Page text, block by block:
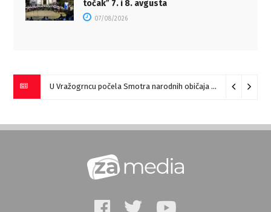
točakˮ 7. i 8. avgusta
07/08/2026
U Vražogrncu počela Smotra narodnih običaja „Vražogrnački točak“